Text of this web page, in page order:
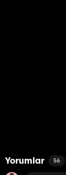
Yorumlar 56